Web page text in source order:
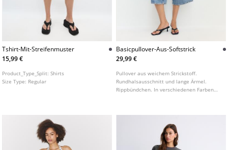
Tshirt-Mit-Streifenmuster
15,99 €
Product_Type_Split:Shirts
Size Type: Regular
Basicpullover-Aus-Softstrick
29,99 €
Pullover aus weichem Strickstoff.
Rundhalsausschnitt und lange Ärmel.
Rippbündchen. In verschiedenen Farben